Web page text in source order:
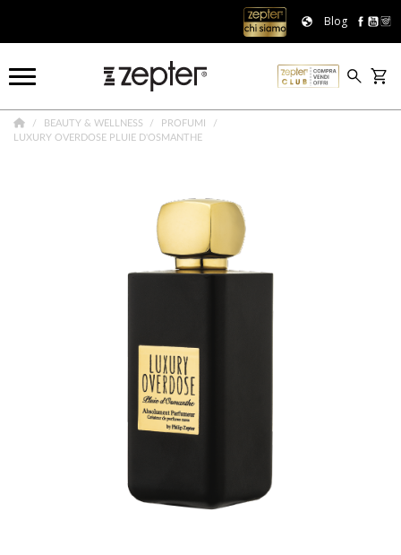
Blog
BEAUTY & WELLNESS
PROFUMI
LUXURY OVERDOSE PLUIE D'OSMANTHE